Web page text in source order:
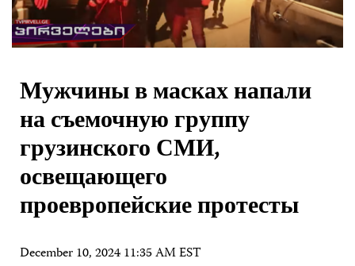
Мужчины в масках напали
на съемочную группу
грузинского СМИ,
освещающего
проевропейские протесты
December 10, 2024 11:35 AM EST